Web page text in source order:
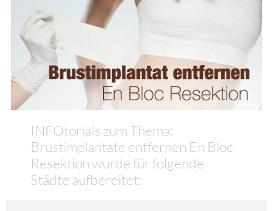
INFOtorials zum Thema:
Brustimplantate entfernen En Bloc
Resektion wurde für folgende
Städte aufbereitet: